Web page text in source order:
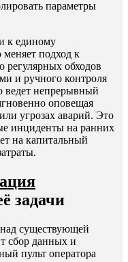
параметры
к единому
меняет подход к
регулярных обходов
и ручного контроля
ведет непрерывный
оповещая
угрозах аварий. Это
инциденты на ранних
на капитальный
задачи
существующей
сбор данных и
пульт оператора